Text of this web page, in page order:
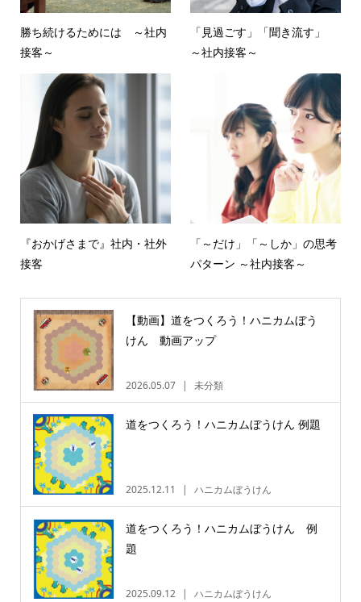
勝ち続けるためには ～社内
接客～
「見過ごす」「聞き流す」
～社内接客～
『おかげさまで』社内・社外
接客
「～だけ」「～しか」の思考
パターン ～社内接客～
【動画】道をつくろう！ハニカムぼう
けん 動画アップ
2026.05.07 未分類
道をつくろう！ハニカムぼうけん 例題
2025.12.11 ハニカムぼうけん
道をつくろう！ハニカムぼうけん 例
題
2025.09.12 ハニカムぼうけん